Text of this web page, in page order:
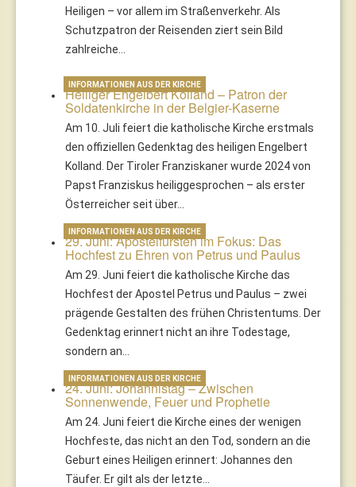
Heiligen – vor allem im Straßenverkehr. Als
Schutzpatron der Reisenden ziert sein Bild
zahlreiche…
Heiliger Engelbert Kolland – Patron der
Soldatenkirche in der Belgier-Kaserne
Am 10. Juli feiert die katholische Kirche erstmals
den offiziellen Gedenktag des heiligen Engelbert
Kolland. Der Tiroler Franziskaner wurde 2024 von
Papst Franziskus heiliggesprochen – als erster
Österreicher seit über…
INFORMATIONEN AUS DER KIRCHE
29. Juni: Apostelfürsten im Fokus: Das
Hochfest zu Ehren von Petrus und Paulus
Am 29. Juni feiert die katholische Kirche das
Hochfest der Apostel Petrus und Paulus – zwei
prägende Gestalten des frühen Christentums. Der
Gedenktag erinnert nicht an ihre Todestage,
sondern an…
INFORMATIONEN AUS DER KIRCHE
24. Juni: Johannistag – Zwischen
Sonnenwende, Feuer und Prophetie
Am 24. Juni feiert die Kirche eines der wenigen
Hochfeste, das nicht an den Tod, sondern an die
Geburt eines Heiligen erinnert: Johannes den
Täufer. Er gilt als der letzte…
INFORMATIONEN AUS DER KIRCHE